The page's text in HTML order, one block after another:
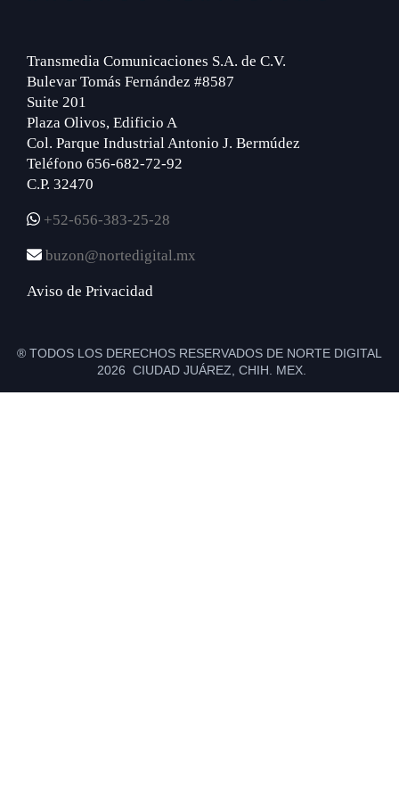
Transmedia Comunicaciones S.A. de C.V.
Bulevar Tomás Fernández #8587
Suite 201
Plaza Olivos, Edificio A
Col. Parque Industrial Antonio J. Bermúdez
Teléfono 656-682-72-92
C.P. 32470
+52-656-383-25-28
buzon@nortedigital.mx
Aviso de Privacidad
® TODOS LOS DERECHOS RESERVADOS DE NORTE DIGITAL
2026 CIUDAD JUÁREZ, CHIH. MEX.